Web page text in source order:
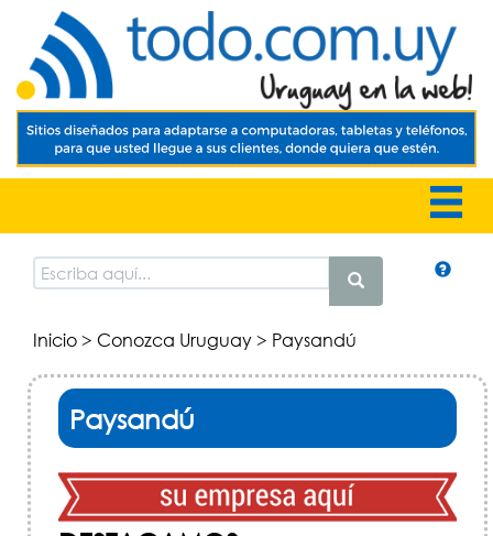
Inicio> Conozca Uruguay> Paysandú
Paysandú